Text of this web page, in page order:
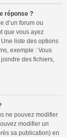
réponse ?
d’un forum ou
que vous ayez
liste des options
exemple : Vous
joindre des fichiers,
ne pouvez modifier
modifier un
sa publication) en